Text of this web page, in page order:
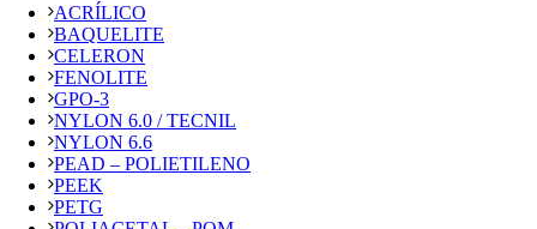
ACRÍLICO
BAQUELITE
CELERON
FENOLITE
GPO-3
NYLON 6.0 / TECNIL
NYLON 6.6
PEAD – POLIETILENO
PEEK
PETG